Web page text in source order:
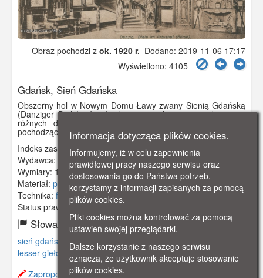
Obraz pochodzi z ok. 1920 r. Dodano: 2019-11-06 17:17
Wyświetlono: 4105
Gdańsk, Sień Gdańska
Obszerny hol w Nowym Domu Ławy zwany Sienią Gdańską
(Danziger Diele), służył od 1901 r. jako miejsce ekspozycji
różnych dzieł gdańskich rzemieślników, w sporej części
pochodzące kolekcji Lessera Giełdzińskiego.
Indeks zasobu:GSP01690
Wydawca:
HEF
Wymiary: 140 x 90 mm
Materiał: pocztówka
Technika: fotografia czarno-biała
Status prawny:
Słowa kluczowe:
sień gdańska ,nowy dom ławy ,główne miasto długi targ
lesser giełdziński,muzeum,kolekcja,
Zaproponuj zmianę opisu.
Informacja dotycząca plików cookies.
Informujemy, iż w celu zapewnienia
prawidłowej pracy naszego serwisu oraz
dostosowania go do Państwa potrzeb,
korzystamy z informacji zapisanych za pomocą
plików cookies.
Pliki cookies można kontrolować za pomocą
ustawień swojej przeglądarki.
Dalsze korzystanie z naszego serwisu
oznacza, że użytkownik akceptuje stosowanie
plików cookies.